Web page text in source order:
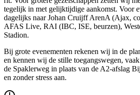
tegelijk in met gelijktijdige aankomst. Voor
dagelijks naar Johan Cruijff ArenA (Ajax,
AFAS Live, RAI (IBC, ISE, beurzen),
Stadion.
Bij grote evenementen rekenen wij in de
en kennen wij de stille toegangswegen,
de Spaklerweg in plaats van de A2-afslag
en zonder stress aan.